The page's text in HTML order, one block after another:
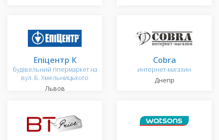
Епіцентр К
будівельний гіпермаркет на
вул. Б. Хмельницького
Львов
Cobra
интернет-магазин
Днепр